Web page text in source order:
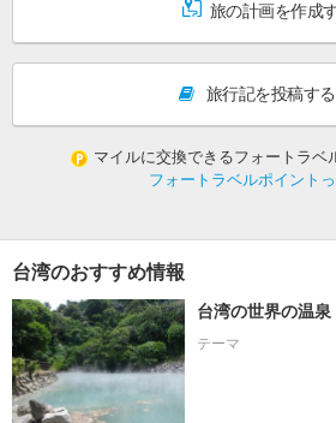
旅の計画を作成
旅行記を投稿する
マイルに交換できるフォートラベ
フォートラベルポイント
台湾のおすすめ情報
台湾の世界の温泉
テーマ